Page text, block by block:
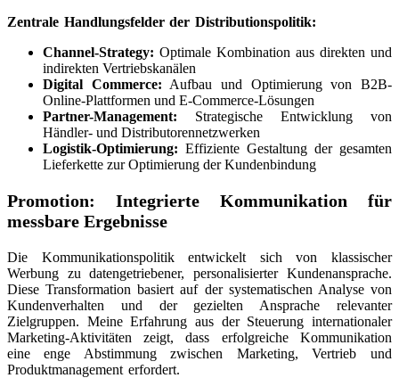
Zentrale Handlungsfelder der Distributionspolitik:
Channel-Strategy: Optimale Kombination aus direkten und
indirekten Vertriebskanälen
Digital Commerce: Aufbau und Optimierung von B2B-
Online-Plattformen und E-Commerce-Lösungen
Partner-Management: Strategische Entwicklung von
Händler- und Distributorennetzwerken
Logistik-Optimierung: Effiziente Gestaltung der gesamten
Lieferkette zur Optimierung der Kundenbindung
Promotion: Integrierte Kommunikation für
messbare Ergebnisse
Die Kommunikationspolitik entwickelt sich von klassischer
Werbung zu datengetriebener, personalisierter Kundenansprache.
Diese Transformation basiert auf der systematischen Analyse von
Kundenverhalten und der gezielten Ansprache relevanter
Zielgruppen. Meine Erfahrung aus der Steuerung internationaler
Marketing-Aktivitäten zeigt, dass erfolgreiche Kommunikation
eine enge Abstimmung zwischen Marketing, Vertrieb und
Produktmanagement erfordert.